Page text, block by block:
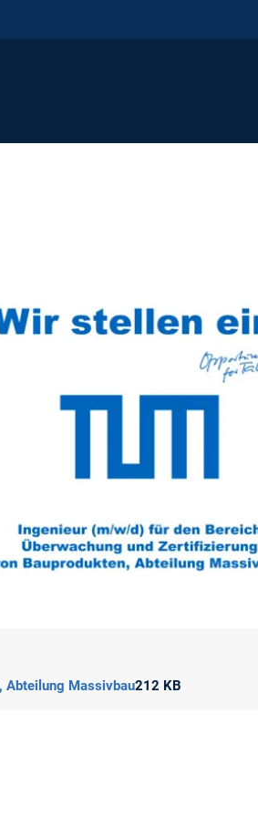
Abteilung Massivbau212 KB